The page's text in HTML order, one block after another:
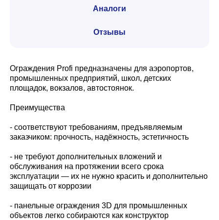
Аналоги
Отзывы
Ограждения Profi предназначены для аэропортов,
промышленных предприятий, школ, детских
площадок, вокзалов, автостоянок.
Преимущества
- соответствуют требованиям, предъявляемым
заказчиком: прочность, надёжность, эстетичность
- не требуют дополнительных вложений и
обслуживания на протяжении всего срока
эксплуатации — их не нужно красить и дополнительно
защищать от коррозии
- панельные ограждения 3D для промышленных
объектов легко собираются как конструктор